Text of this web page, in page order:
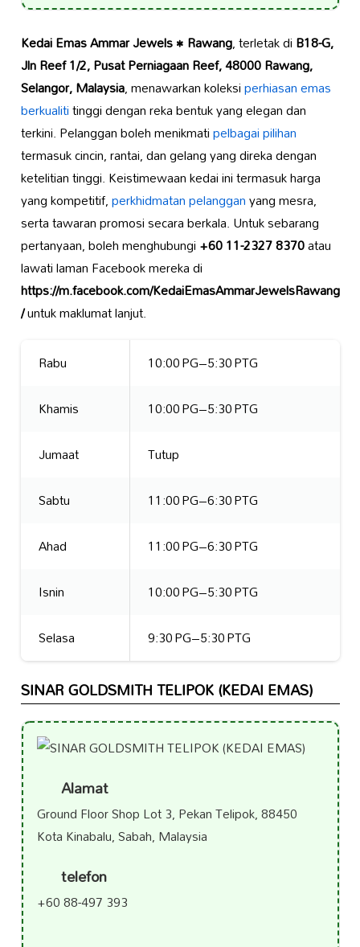
Kedai Emas Ammar Jewels • Rawang, terletak diB18-G,
Jln Reef 1/2, Pusat Perniagaan Reef, 48000 Rawang,
Selangor, Malaysia, menawarkan koleksiperhiasan emas
berkualititinggi dengan reka bentuk yang elegan dan
terkini. Pelanggan boleh menikmatipelbagai pilihan
termasuk cincin, rantai, dan gelang yang direka dengan
ketelitian tinggi. Keistimewaan kedai ini termasuk harga
yang kompetitif,perkhidmatan pelangganyang mesra,
serta tawaran promosi secara berkala. Untuk sebarang
pertanyaan, boleh menghubungi+60 11-2327 8370atau
lawati laman Facebook mereka di
https://m.facebook.com/KedaiEmasAmmarJewelsRawang
/untuk maklumat lanjut.
Rabu
10:00 PG–5:30 PTG
Khamis
10:00 PG–5:30 PTG
Jumaat
Tutup
Sabtu
11:00 PG–6:30 PTG
Ahad
11:00 PG–6:30 PTG
Isnin
10:00 PG–5:30 PTG
Selasa
9:30 PG–5:30 PTG
SINAR GOLDSMITH TELIPOK (KEDAI EMAS)
Alamat
Ground Floor Shop Lot 3, Pekan Telipok, 88450
Kota Kinabalu, Sabah, Malaysia
telefon
+60 88-497 393